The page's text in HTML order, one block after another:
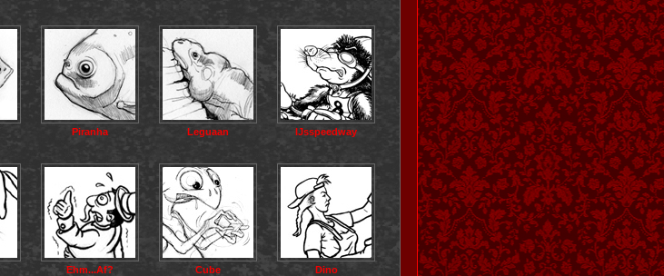
Piranha Leguaan IJsspeedway
Ehm...Af? Cube Dino